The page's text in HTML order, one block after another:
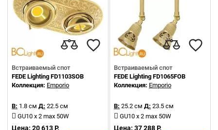
Встраиваемый спот
FEDE Lighting FD1103SOB
Коллекция: Emporio
В: 1.8 см Д: 22.5 см
GU10 x 2 max 50W
Цена: 20 613 Р.
Встраиваемый спот
FEDE Lighting FD1065FOB
Коллекция: Emporio
В: 25.2 см Д: 23.5 см
GU10 x 2 max 50W
Цена: 37 288 Р.